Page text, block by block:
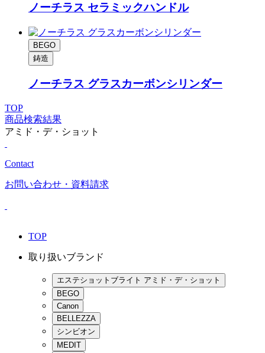
ノーチラス セラミックハンドル
BEGO
鋳造
ノーチラス グラスカーボンシリンダー
TOP
商品検索結果
アミド・デ・ショット
Contact
お問い合わせ ・資料請求
TOP
取り扱いブランド
エステショットブライト アミド・デ・ショット
BEGO
Canon
BELLEZZA
シンビオン
MEDIT